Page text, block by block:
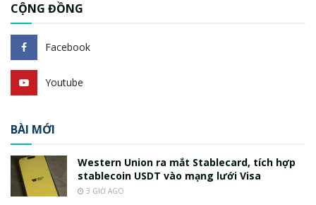
CỘNG ĐỒNG
Facebook
Youtube
BÀI MỚI
Western Union ra mắt Stablecard, tích hợp
stablecoin USDT vào mạng lưới Visa
3 GIỜ AGO